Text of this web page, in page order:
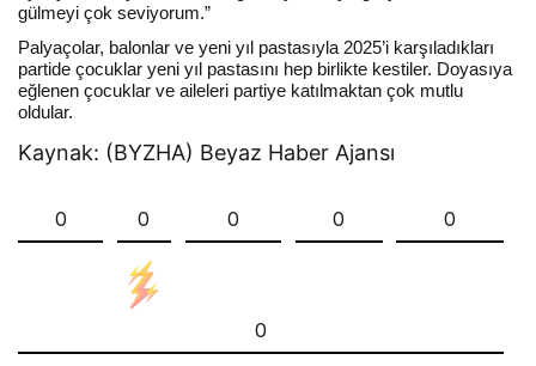
gülmeyi çok seviyorum.”
Palyaçolar, balonlar ve yeni yıl pastasıyla 2025’i karşıladıkları
partide çocuklar yeni yıl pastasını hep birlikte kestiler. Doyasıya
eğlenen çocuklar ve aileleri partiye katılmaktan çok mutlu
oldular.
Kaynak: (BYZHA) Beyaz Haber Ajansı
0 0 0 0 0
0